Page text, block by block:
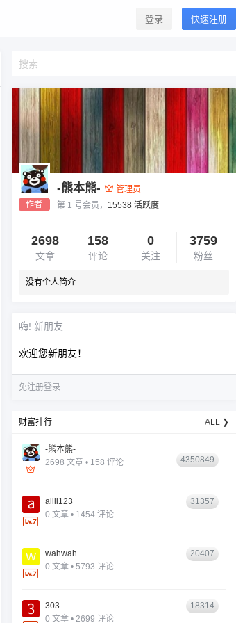
登录 快速注册
作者
-熊本熊-
管理员
第 1 号会员， 15538 活跃度
2698
文章
158
评论
0
关注
3759
粉丝
没有个人简介
嗨! 新朋友
欢迎您新朋友！
免注册登录
财富排行 ALL ❯
-熊本熊-
2698 文章 • 158 评论
4350849
alili123
0 文章 • 1454 评论
31357
wahwah
0 文章 • 5793 评论
20407
303
0 文章 • 2699 评论
18314